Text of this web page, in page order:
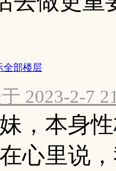
全部楼层
2023-2-7
，本身
心里说